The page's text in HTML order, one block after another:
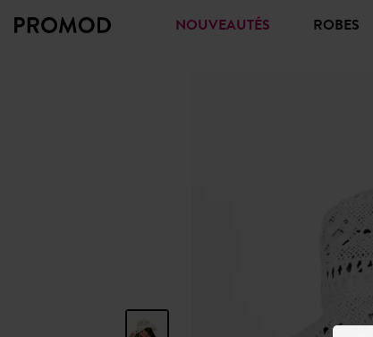
NOUVEAUTÉS ROBES